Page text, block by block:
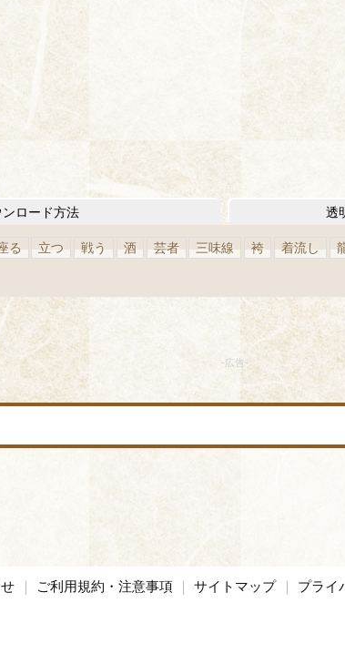
ロード方法 透
る 立つ 戦う 酒 芸者 三味線 袴 着流し
ご利用規約・注意事項 サイトマップ プライ